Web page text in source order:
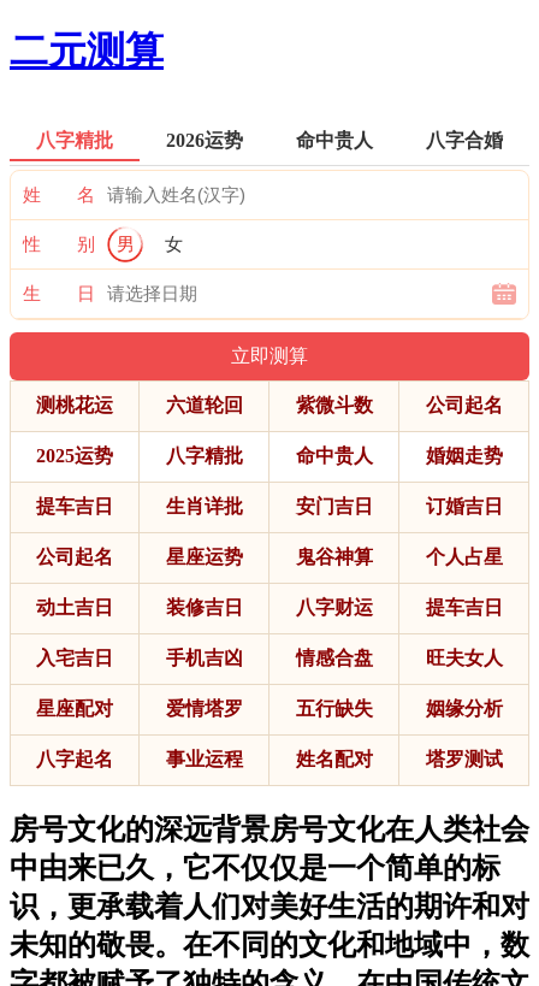
二元测算
八字精批 2026运势 命中贵人 八字合婚
姓 名
性 别 男 女
生 日
测桃花运 六道轮回 紫微斗数 公司起名
2025运势 八字精批 命中贵人 婚姻走势
提车吉日 生肖详批 安门吉日 订婚吉日
公司起名 星座运势 鬼谷神算 个人占星
动土吉日 装修吉日 八字财运 提车吉日
入宅吉日 手机吉凶 情感合盘 旺夫女人
星座配对 爱情塔罗 五行缺失 姻缘分析
八字起名 事业运程 姓名配对 塔罗测试
房号文化的深远背景房号文化在人类社会
中由来已久，它不仅仅是一个简单的标
识，更承载着人们对美好生活的期许和对
未知的敬畏。在不同的文化和地域中，数